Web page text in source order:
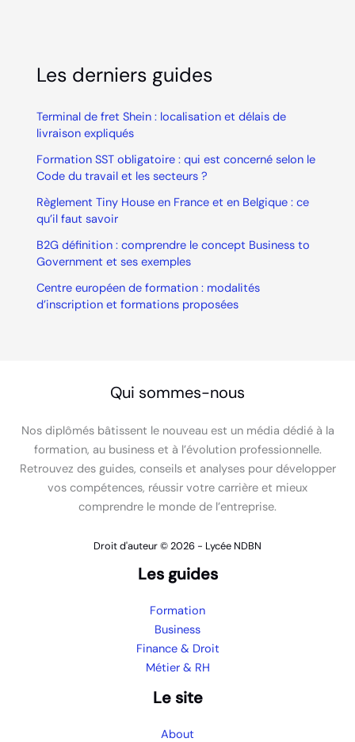
Les derniers guides
Terminal de fret Shein : localisation et délais de
livraison expliqués
Formation SST obligatoire : qui est concerné selon le
Code du travail et les secteurs ?
Règlement Tiny House en France et en Belgique : ce
qu’il faut savoir
B2G définition : comprendre le concept Business to
Government et ses exemples
Centre européen de formation : modalités
d’inscription et formations proposées
Qui sommes-nous
Nos diplômés bâtissent le nouveau est un média dédié à la
formation, au business et à l’évolution professionnelle.
Retrouvez des guides, conseils et analyses pour développer
vos compétences, réussir votre carrière et mieux
comprendre le monde de l’entreprise.
Droit d'auteur © 2026 - Lycée NDBN
Les guides
Formation
Business
Finance & Droit
Métier & RH
Le site
About